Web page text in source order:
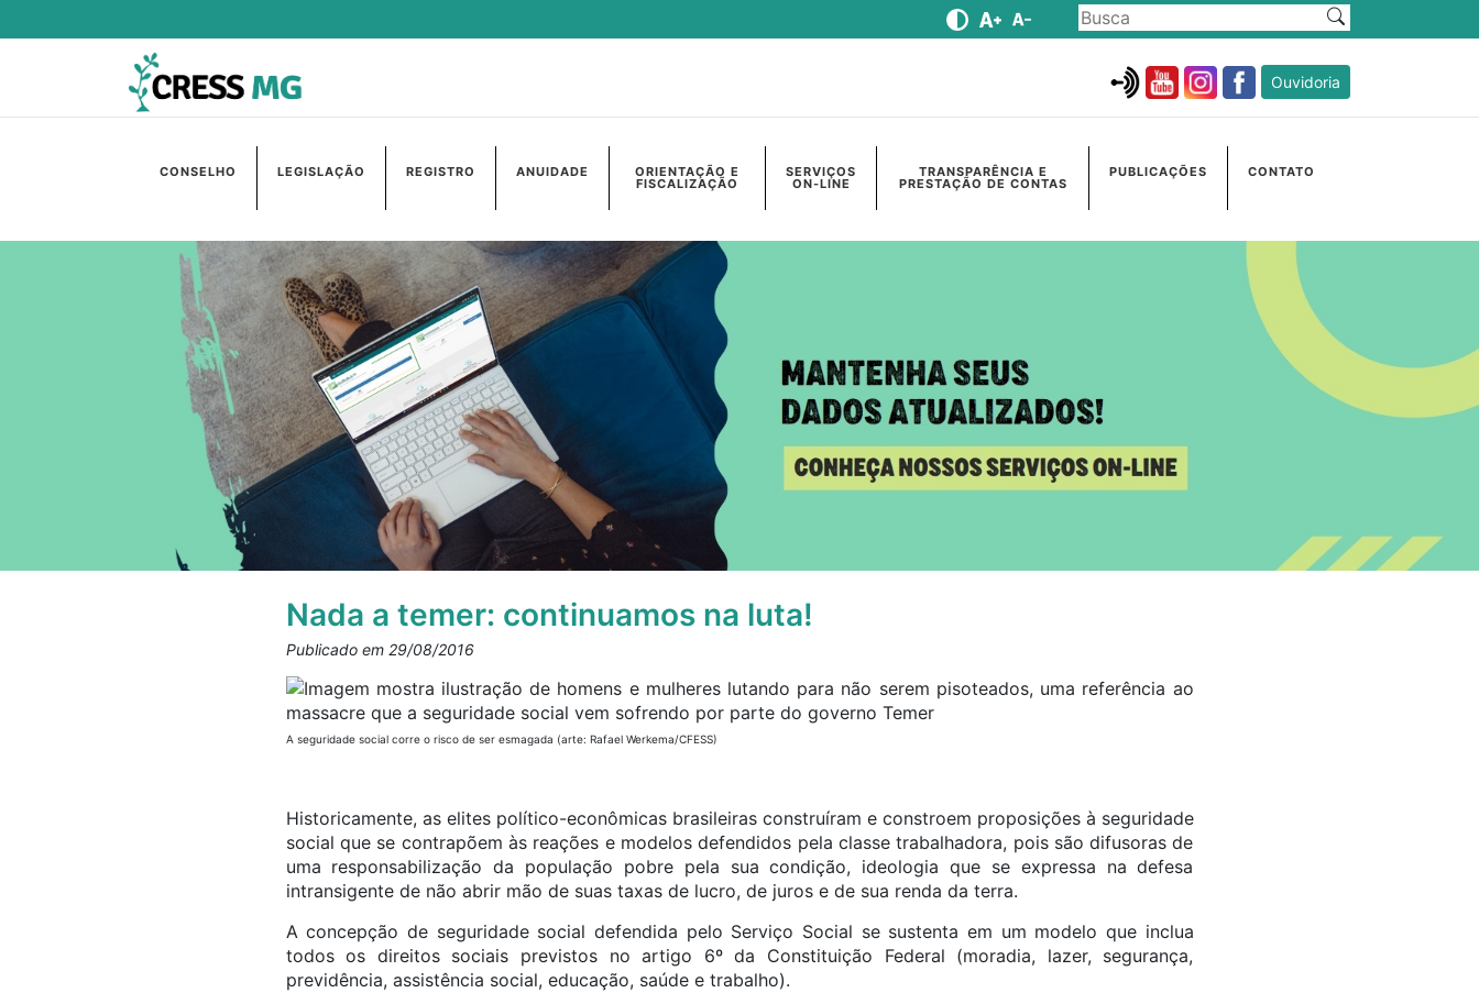
Ouvidoria
CONSELHO LEGISLAÇÃO REGISTRO ANUIDADE ORIENTAÇÃO E
FISCALIZAÇÃO
SERVIÇOS
ON-LINE
TRANSPARÊNCIA E
PRESTAÇÃO DE CONTAS
PUBLICAÇÕES CONTATO
Nada a temer: continuamos na luta!
Publicado em 29/08/2016
A seguridade social corre o risco de ser esmagada (arte: Rafael Werkema/CFESS)
Historicamente, as elites político-econômicas brasileiras construíram e constroem proposições à seguridade
social que se contrapõem às reações e modelos defendidos pela classe trabalhadora, pois são difusoras de
uma responsabilização da população pobre pela sua condição, ideologia que se expressa na defesa
intransigente de não abrir mão de suas taxas de lucro, de juros e de sua renda da terra.
A concepção de seguridade social defendida pelo Serviço Social se sustenta em um modelo que inclua
todos os direitos sociais previstos no artigo 6º da Constituição Federal (moradia, lazer, segurança,
previdência, assistência social, educação, saúde e trabalho).